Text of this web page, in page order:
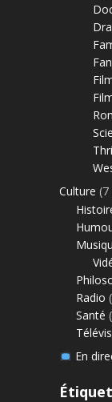
Culture (7
Radio
Santé
En